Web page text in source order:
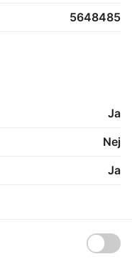
5648485
Ja
Nej
Ja